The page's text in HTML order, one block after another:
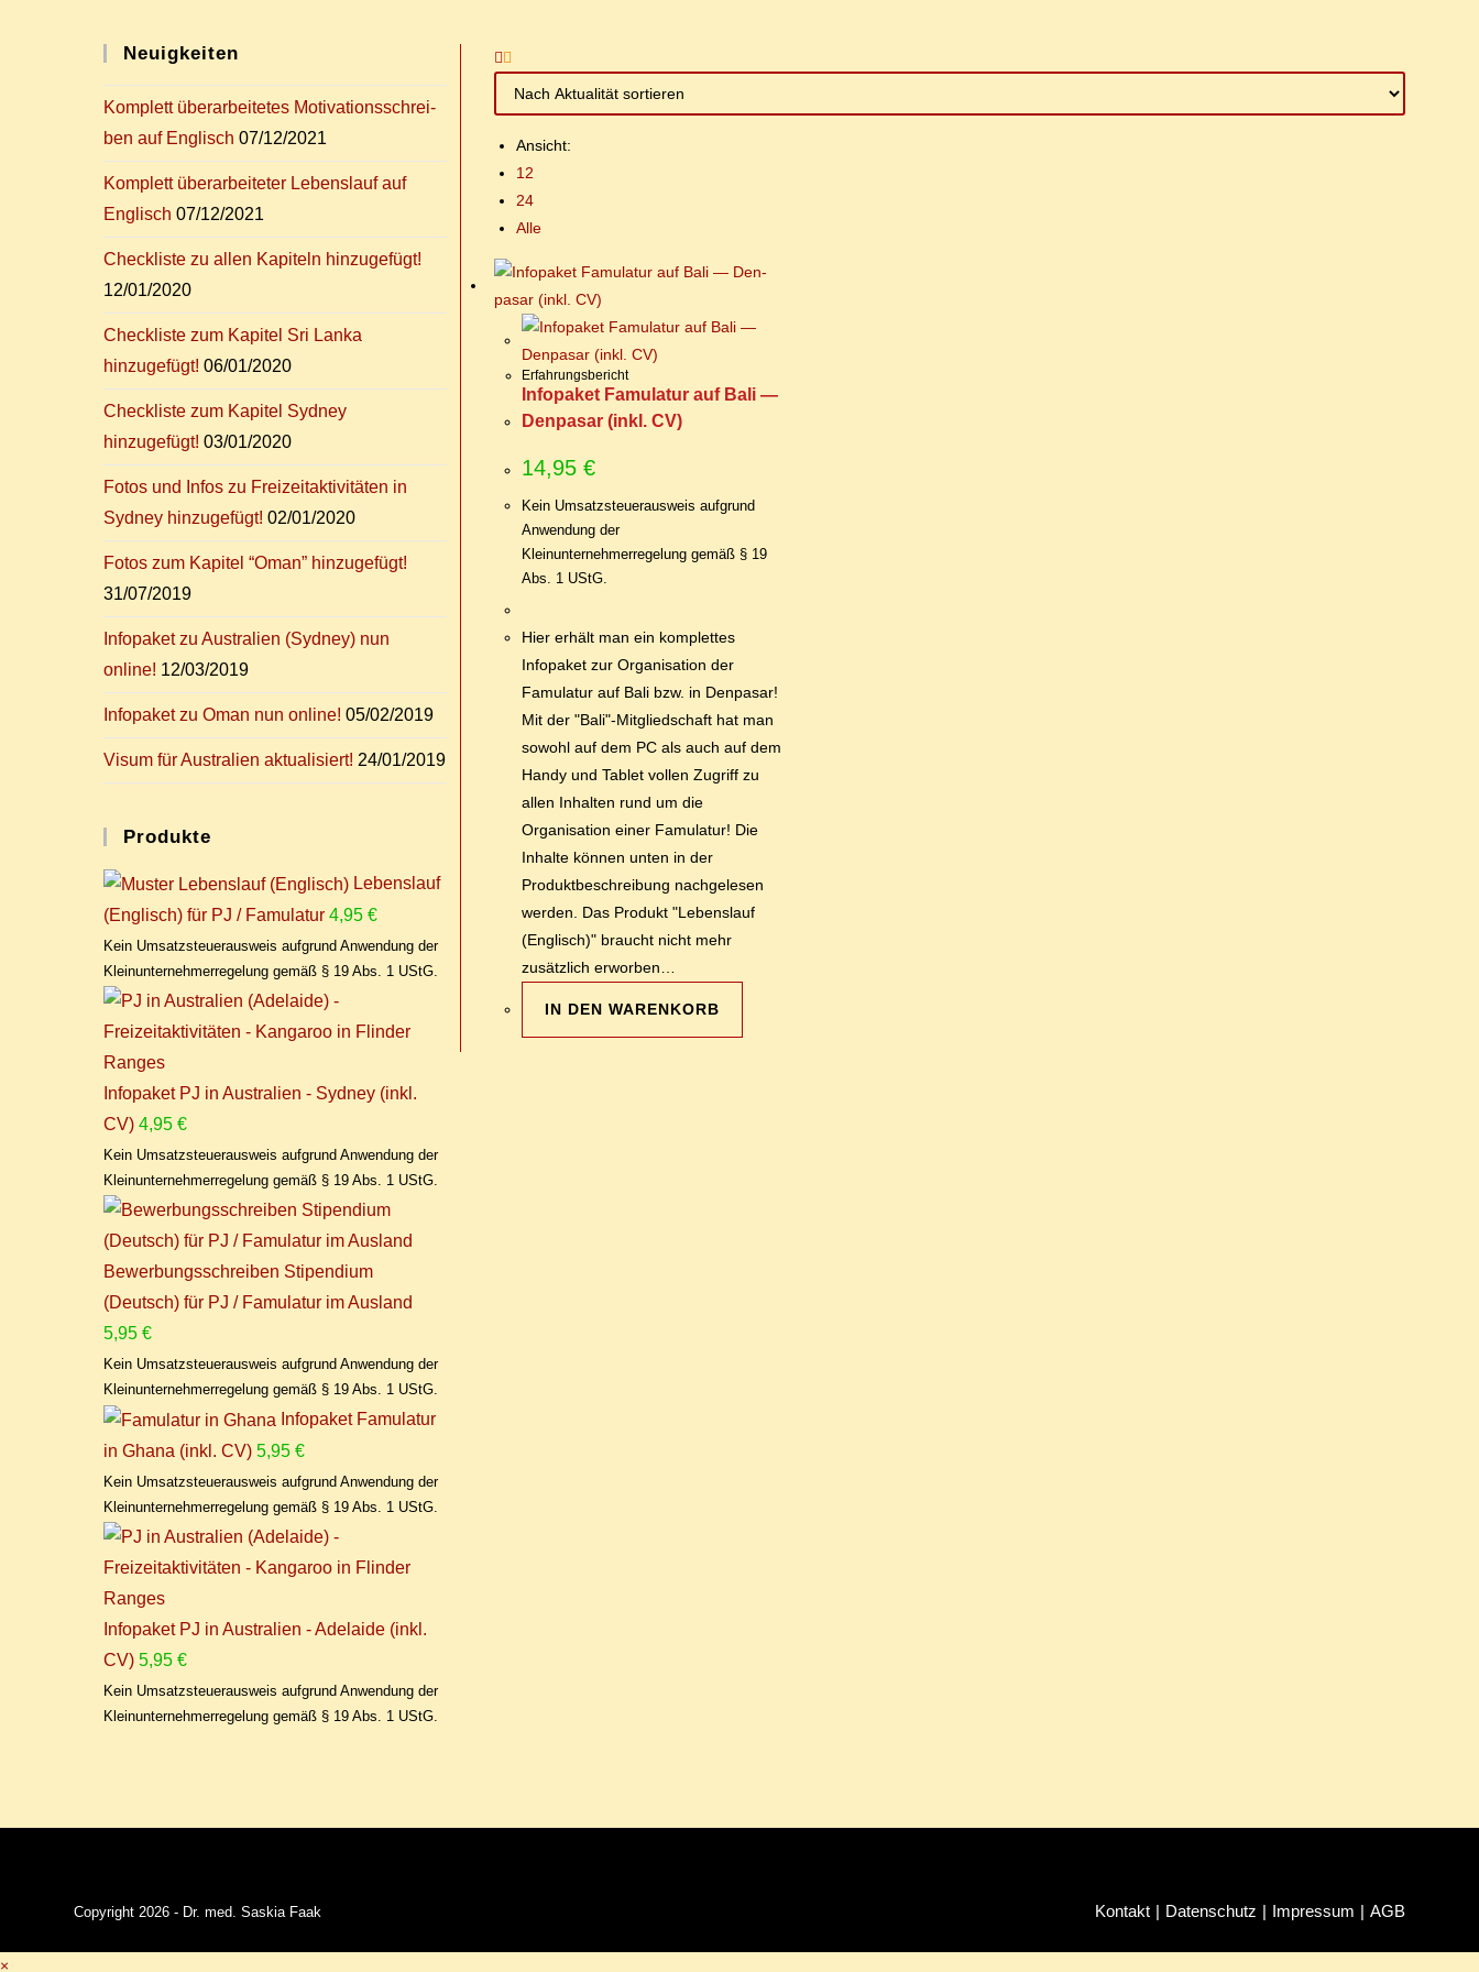
Ansicht:
12
24
Alle
Erfahrungsbericht
In­fo­pa­ket Famu­la­tur auf Ba­li —
Den­pasar (inkl. CV)
14,95 €
Kein Umsatzsteuerausweis aufgrund
Anwendung der
Kleinunternehmerregelung gemäß § 19
Abs. 1 UStG.
Hier erhält man ein komplettes
Infopaket zur Organisation der
Famulatur auf Bali bzw. in Denpasar!
Mit der "Bali"-Mitgliedschaft hat man
sowohl auf dem PC als auch auf dem
Handy und Tablet vollen Zugriff zu
allen Inhalten rund um die
Organisation einer Famulatur! Die
Inhalte können unten in der
Produktbeschreibung nachgelesen
werden. Das Produkt "Lebenslauf
(Englisch)" braucht nicht mehr
zusätzlich erworben…
IN DEN WARENKORB
Neu­ig­kei­ten
Kom­plett über­ar­bei­te­tes Mo­ti­va­ti­ons­schrei­
ben auf Englisch 07/12/2021
Kom­plett über­ar­bei­te­ter Le­bens­lauf auf
Englisch 07/12/2021
Check­lis­te zu al­len Ka­pi­teln hinzugefügt!
12/01/2020
Check­lis­te zum Ka­pi­tel Sri Lan­ka
hinzugefügt! 06/01/2020
Check­lis­te zum Ka­pi­tel Syd­ney
hinzugefügt! 03/01/2020
Fo­tos und In­fos zu Frei­zeit­ak­ti­vi­tä­ten in
Syd­ney hinzugefügt! 02/01/2020
Fo­tos zum Ka­pi­tel “Oman” hinzugefügt!
31/07/2019
In­fo­pa­ket zu Aus­tra­li­en (Syd­ney) nun
online! 12/03/2019
In­fo­pa­ket zu Oman nun online! 05/02/2019
Vi­sum für Aus­tra­li­en aktualisiert! 24/01/2019
Pro­duk­te
Lebenslauf
(Englisch) für PJ / Famulatur 4,95€
Kein Umsatzsteuerausweis aufgrund Anwendung der
Kleinunternehmerregelung gemäß § 19 Abs. 1 UStG.
Infopaket PJ in Australien - Sydney (inkl.
CV) 4,95€
Kein Umsatzsteuerausweis aufgrund Anwendung der
Kleinunternehmerregelung gemäß § 19 Abs. 1 UStG.
Bewerbungsschreiben Stipendium
(Deutsch) für PJ / Famulatur im Ausland
5,95€
Kein Umsatzsteuerausweis aufgrund Anwendung der
Kleinunternehmerregelung gemäß § 19 Abs. 1 UStG.
Infopaket Famulatur
in Ghana (inkl. CV) 5,95€
Kein Umsatzsteuerausweis aufgrund Anwendung der
Kleinunternehmerregelung gemäß § 19 Abs. 1 UStG.
Infopaket PJ in Australien - Adelaide (inkl.
CV) 5,95€
Kein Umsatzsteuerausweis aufgrund Anwendung der
Kleinunternehmerregelung gemäß § 19 Abs. 1 UStG.
Kon­takt Da­ten­schutz Im­pres­sum AGB
Copyright 2026 - Dr. med. Saskia Faak
×